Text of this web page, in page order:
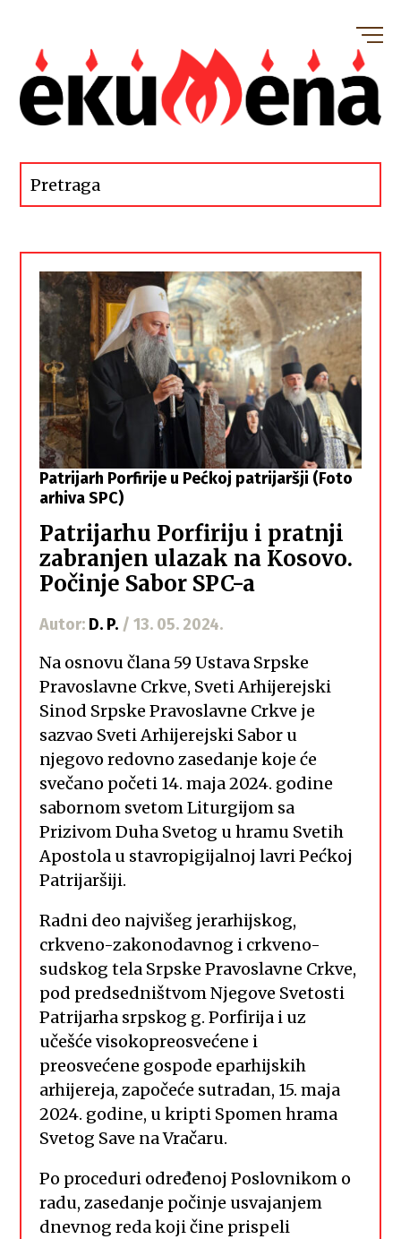
Patrijarh Porfirije u Pećkoj patrijaršji (Foto
arhiva SPC)
Patrijarhu Porfiriju i pratnji
zabranjen ulazak na Kosovo.
Počinje Sabor SPC-a
Autor: D. P. / 13. 05. 2024.
Na osnovu člana 59 Ustava Srpske
Pravoslavne Crkve, Sveti Arhijerejski
Sinod Srpske Pravoslavne Crkve je
sazvao Sveti Arhijerejski Sabor u
njegovo redovno zasedanje koje će
svečano početi 14. maja 2024. godine
sabornom svetom Liturgijom sa
Prizivom Duha Svetog u hramu Svetih
Apostola u stavropigijalnoj lavri Pećkoj
Patrijaršiji.
Radni deo najvišeg jerarhijskog,
crkveno-zakonodavnog i crkveno-
sudskog tela Srpske Pravoslavne Crkve,
pod predsedništvom Njegove Svetosti
Patrijarha srpskog g. Porfirija i uz
učešće visokopreosvećene i
preosvećene gospode eparhijskih
arhijereja, započeće sutradan, 15. maja
2024. godine, u kripti Spomen hrama
Svetog Save na Vračaru.
Po proceduri određenoj Poslovnikom o
radu, zasedanje počinje usvajanjem
dnevnog reda koji čine prispeli